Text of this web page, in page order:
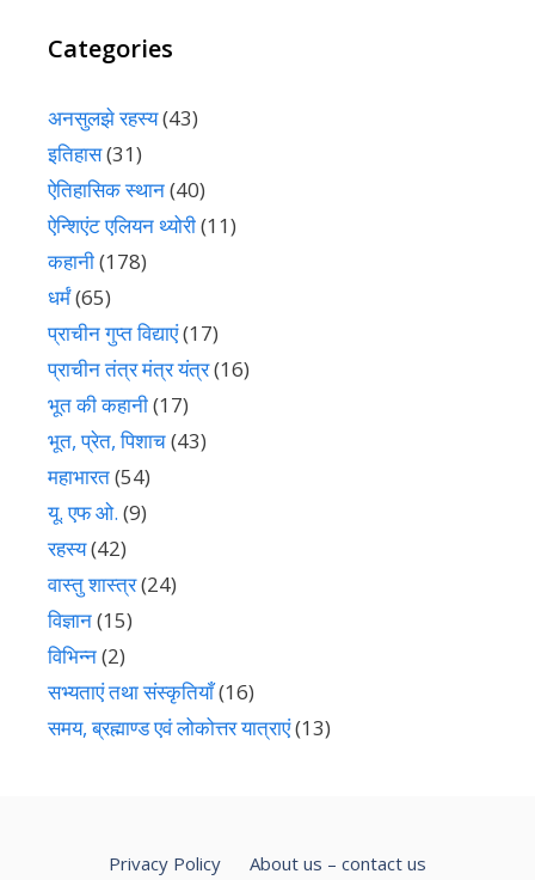
Categories
अनसुलझे रहस्य(43)
इतिहास(31)
ऐतिहासिक स्थान(40)
ऐन्शिएंट एलियन थ्योरी(11)
कहानी(178)
धर्मं(65)
प्राचीन गुप्त विद्याएं(17)
प्राचीन तंत्र मंत्र यंत्र(16)
भूत की कहानी(17)
भूत, प्रेत, पिशाच(43)
महाभारत(54)
यू. एफ ओ. (9)
रहस्य(42)
वास्तु शास्त्र(24)
विज्ञान(15)
विभिन्न(2)
सभ्यताएं तथा संस्कृतियाँ(16)
समय, ब्रह्माण्ड एवं लोकोत्तर यात्राएं(13)
Privacy Policy About us – contact us